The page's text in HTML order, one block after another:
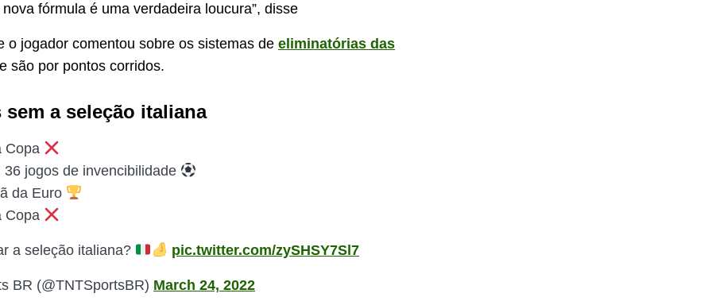
fórmula é uma verdadeira loucura”, disse
o jogador comentou sobre os sistemas de eliminatórias das
são por pontos corridos.
sem a seleção italiana
Copa
36 jogos de invencibilidade
da Euro
Copa
a seleção italiana? pic.twitter.com/zySHSY7Sl7
BR (@TNTSportsBR) March 24, 2022